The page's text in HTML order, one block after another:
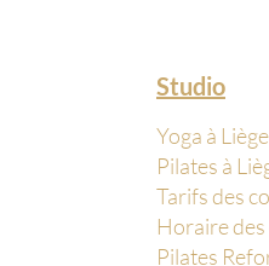
Studio
Yoga à Liège
Pilates à
Tarifs des
Horaire
Pilates